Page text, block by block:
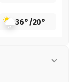
36°/20°